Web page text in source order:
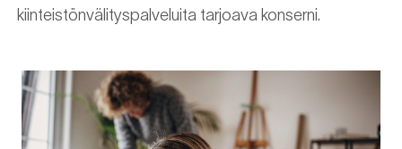
kiinteistönvälityspalveluita tarjoava konserni.